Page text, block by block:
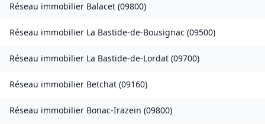
Réseau immobilier Balacet (09800)
Réseau immobilier La Bastide-de-Bousignac (09500)
Réseau immobilier La Bastide-de-Lordat (09700)
Réseau immobilier Betchat (09160)
Réseau immobilier Bonac-Irazein (09800)